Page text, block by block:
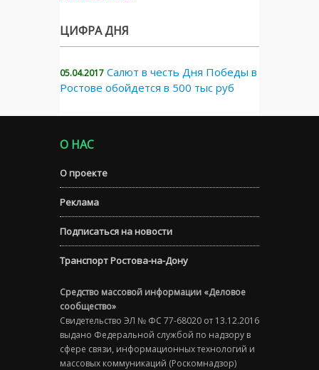
ЦИФРА ДНЯ
05.04.2017 Салют в честь Дня Победы в
Ростове обойдется в 500 тыс руб
О НАС
О проекте
Реклама
Подписаться на новости
Транспорт Ростова-на-Дону
Средство массовой информации «Деловое
сообщество»
Свидетельство ЭЛ № ФС 77-68020 от 13.12.2016
выдано Федеральной службой по надзору в
сфере связи, информационных технологий и
массовых коммуникаций (Роскомнадзор)